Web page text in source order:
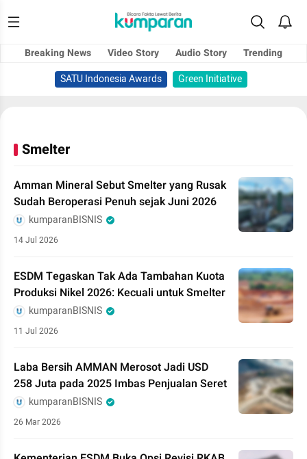
Breaking News Video Story Audio Story
Trending
SATU Indonesia Awards
Green Initiative
Smelter
Amman Mineral Sebut Smelter yang Rusak
Sudah Beroperasi Penuh sejak Juni 2026
kumparanBISNIS
14 Jul 2026
ESDM Tegaskan Tak Ada Tambahan Kuota
Produksi Nikel 2026: Kecuali untuk Smelter
kumparanBISNIS
11 Jul 2026
Laba Bersih AMMAN Merosot Jadi USD
258 Juta pada 2025 Imbas Penjualan Seret
kumparanBISNIS
26 Mar 2026